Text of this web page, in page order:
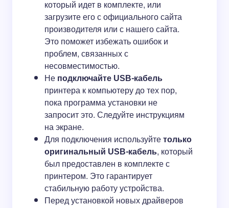
который идет в комплекте, или
загрузите его с официального сайта
производителя или с нашего сайта.
Это поможет избежать ошибок и
проблем, связанных с
несовместимостью.
Неподключайте USB-кабель
принтера к компьютеру до тех пор,
пока программа установки не
запросит это. Следуйте инструкциям
на экране.
Для подключения используйтетолько
оригинальный USB-кабель, который
был предоставлен в комплекте с
принтером. Это гарантирует
стабильную работу устройства.
Перед установкой новых драйверов